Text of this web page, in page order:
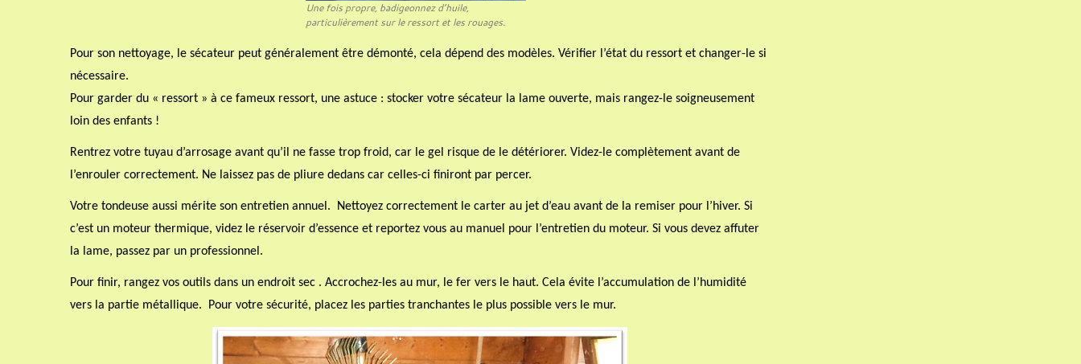
Une fois propre, badigeonnez d’huile,
particulièrement sur le ressort et les rouages.
Pour son nettoyage, le sécateur peut généralement être démonté, cela dépend des modèles. Vérifier l’état du ressort et changer-le si
nécessaire.
Pour garder du « ressort » à ce fameux ressort, une astuce : stocker votre sécateur la lame ouverte, mais rangez-le soigneusement
loin des enfants !
Rentrez votre tuyau d’arrosage avant qu’il ne fasse trop froid, car le gel risque de le détériorer. Videz-le complètement avant de
l’enrouler correctement. Ne laissez pas de pliure dedans car celles-ci finiront par percer.
Votre tondeuse aussi mérite son entretien annuel.
Nettoyez correctement le carter au jet d’eau avant de la remiser pour l’hiver. Si
c’est un moteur thermique, videz le réservoir d’essence et reportez vous au manuel pour l’entretien du moteur. Si vous devez affuter
la lame, passez par un professionnel.
Pour finir, rangez vos outils dans un endroit sec . Accrochez-les au mur, le fer vers le haut. Cela évite l’accumulation de l’humidité
vers la partie métallique.
Pour votre sécurité, placez les parties tranchantes le plus possible vers le mur.